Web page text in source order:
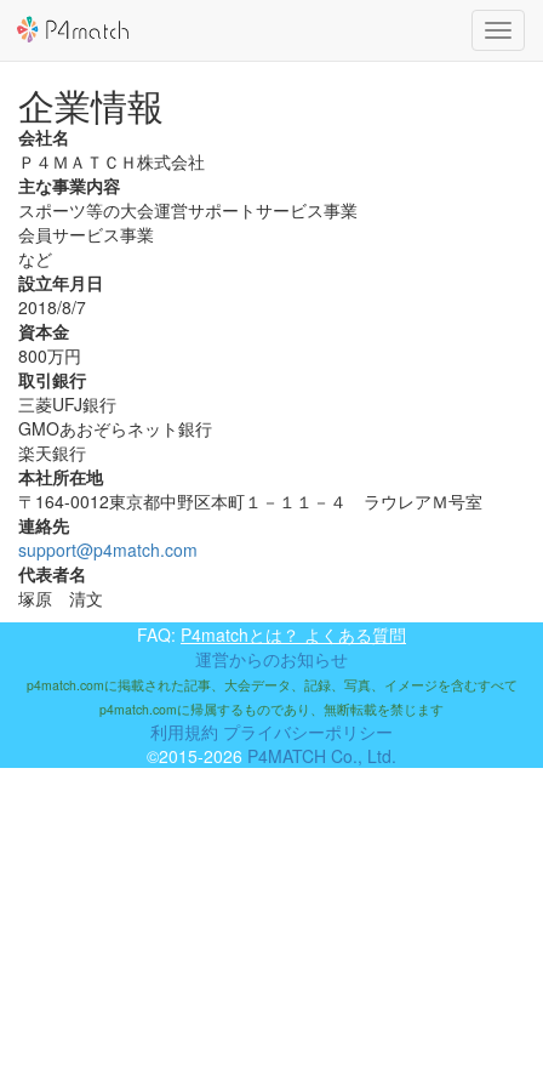
企業情報
会社名
Ｐ４ＭＡＴＣＨ株式会社
主な事業内容
スポーツ等の大会運営サポートサービス事業
会員サービス事業
など
設立年月日
2018/8/7
資本金
800万円
取引銀行
三菱UFJ銀行
GMOあおぞらネット銀行
楽天銀行
本社所在地
〒164-0012東京都中野区本町１－１１－４ ラウレアＭ号室
連絡先
support@p4match.com
代表者名
塚原 清文
FAQ: P4matchとは？ よくある質問
運営からのお知らせ
p4match.comに掲載された記事、大会データ、記録、写真、イメージを含むすべて
p4match.comに帰属するものであり、無断転載を禁じます
利用規約 プライバシーポリシー
©2015-2026 P4MATCH Co., Ltd.